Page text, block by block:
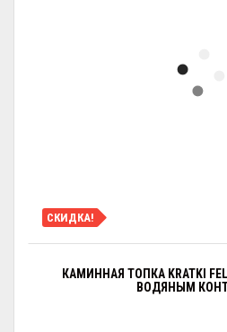
СКИДКА!
КАМИННАЯ ТОПКА KRATKI
ВОДЯНЫМ